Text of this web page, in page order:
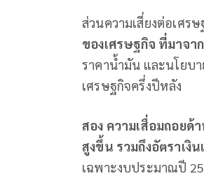
ส่วนความเสี่ยงต่อเศร
ของเศรษฐกิจ ที่มาจา
ราคานํ้ามัน และนโยบ
เศรษฐกิจครึ่งปีหลัง
สอง ความเสื่อมถอยด้
สูงขึ้น รวมถึงอัตราเงิ
เฉพาะงบประมาณปี